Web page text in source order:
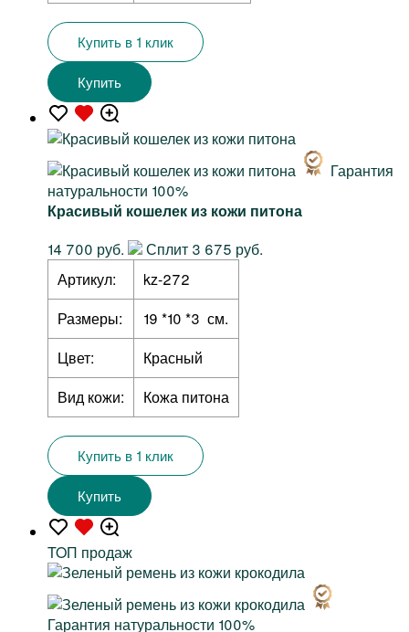
Купить в 1 клик
Купить
Гарантия
натуральности 100%
Красивый кошелек из кожи питона
14 700 руб.
Сплит 3 675 руб.
Артикул:
kz-272
Размеры:
19 *10 *3 см.
Цвет:
Красный
Вид кожи:
Кожа питона
Купить в 1 клик
Купить
TOП продаж
Гарантия натуральности 100%